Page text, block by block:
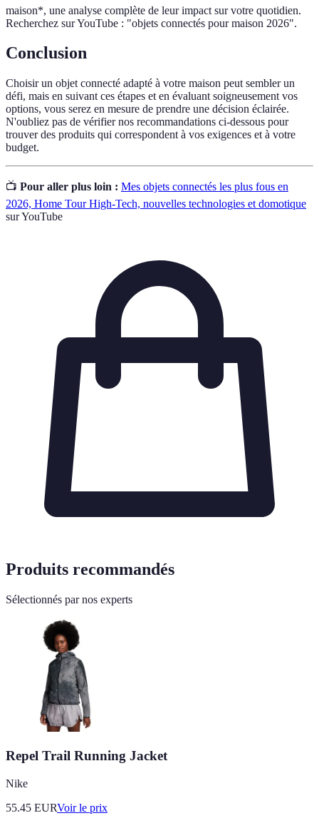
maison*, une analyse complète de leur impact sur votre quotidien.
Recherchez sur YouTube : "objets connectés pour maison 2026".
Conclusion
Choisir un objet connecté adapté à votre maison peut sembler un
défi, mais en suivant ces étapes et en évaluant soigneusement vos
options, vous serez en mesure de prendre une décision éclairée.
N'oubliez pas de vérifier nos recommandations ci-dessous pour
trouver des produits qui correspondent à vos exigences et à votre
budget.
📺 Pour aller plus loin : Mes objets connectés les plus fous en
2026, Home Tour High-Tech, nouvelles technologies et domotique
sur YouTube
Produits recommandés
Sélectionnés par nos experts
Repel Trail Running Jacket
Nike
55.45 EURVoir le prix